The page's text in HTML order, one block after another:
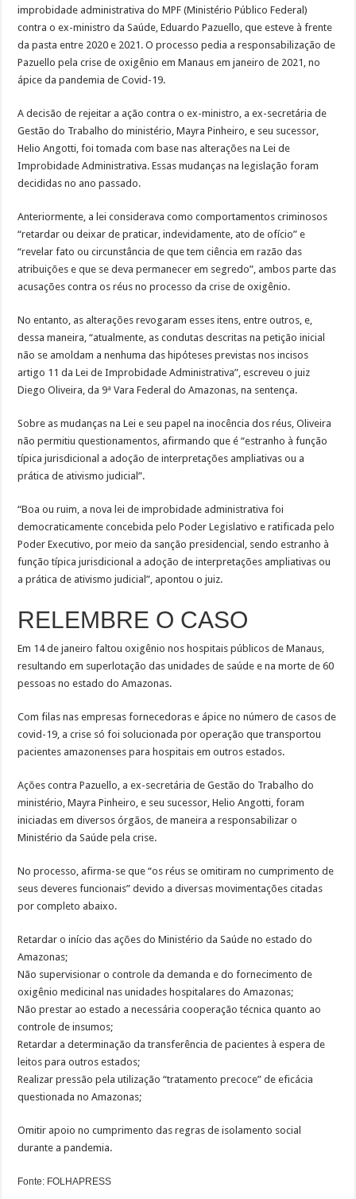
improbidade administrativa do MPF (Ministério Público Federal)
contra o ex-ministro da Saúde, Eduardo Pazuello, que esteve à frente
da pasta entre 2020 e 2021. O processo pedia a responsabilização de
Pazuello pela crise de oxigênio em Manaus em janeiro de 2021, no
ápice da pandemia de Covid-19.
A decisão de rejeitar a ação contra o ex-ministro, a ex-secretária de
Gestão do Trabalho do ministério, Mayra Pinheiro, e seu sucessor,
Helio Angotti, foi tomada com base nas alterações na Lei de
Improbidade Administrativa. Essas mudanças na legislação foram
decididas no ano passado.
Anteriormente, a lei considerava como comportamentos criminosos
“retardar ou deixar de praticar, indevidamente, ato de ofício” e
“revelar fato ou circunstância de que tem ciência em razão das
atribuições e que se deva permanecer em segredo”, ambos parte das
acusações contra os réus no processo da crise de oxigênio.
No entanto, as alterações revogaram esses itens, entre outros, e,
dessa maneira, “atualmente, as condutas descritas na petição inicial
não se amoldam a nenhuma das hipóteses previstas nos incisos
artigo 11 da Lei de Improbidade Administrativa”, escreveu o juiz
Diego Oliveira, da 9ª Vara Federal do Amazonas, na sentença.
Sobre as mudanças na Lei e seu papel na inocência dos réus, Oliveira
não permitiu questionamentos, afirmando que é “estranho à função
típica jurisdicional a adoção de interpretações ampliativas ou a
prática de ativismo judicial”.
“Boa ou ruim, a nova lei de improbidade administrativa foi
democraticamente concebida pelo Poder Legislativo e ratificada pelo
Poder Executivo, por meio da sanção presidencial, sendo estranho à
função típica jurisdicional a adoção de interpretações ampliativas ou
a prática de ativismo judicial”, apontou o juiz.
RELEMBRE O CASO
Em 14 de janeiro faltou oxigênio nos hospitais públicos de Manaus,
resultando em superlotação das unidades de saúde e na morte de 60
pessoas no estado do Amazonas.
Com filas nas empresas fornecedoras e ápice no número de casos de
covid-19, a crise só foi solucionada por operação que transportou
pacientes amazonenses para hospitais em outros estados.
Ações contra Pazuello, a ex-secretária de Gestão do Trabalho do
ministério, Mayra Pinheiro, e seu sucessor, Helio Angotti, foram
iniciadas em diversos órgãos, de maneira a responsabilizar o
Ministério da Saúde pela crise.
No processo, afirma-se que “os réus se omitiram no cumprimento de
seus deveres funcionais” devido a diversas movimentações citadas
por completo abaixo.
Retardar o início das ações do Ministério da Saúde no estado do
Amazonas;
Não supervisionar o controle da demanda e do fornecimento de
oxigênio medicinal nas unidades hospitalares do Amazonas;
Não prestar ao estado a necessária cooperação técnica quanto ao
controle de insumos;
Retardar a determinação da transferência de pacientes à espera de
leitos para outros estados;
Realizar pressão pela utilização “tratamento precoce” de eficácia
questionada no Amazonas;
Omitir apoio no cumprimento das regras de isolamento social
durante a pandemia.
Fonte: FOLHAPRESS